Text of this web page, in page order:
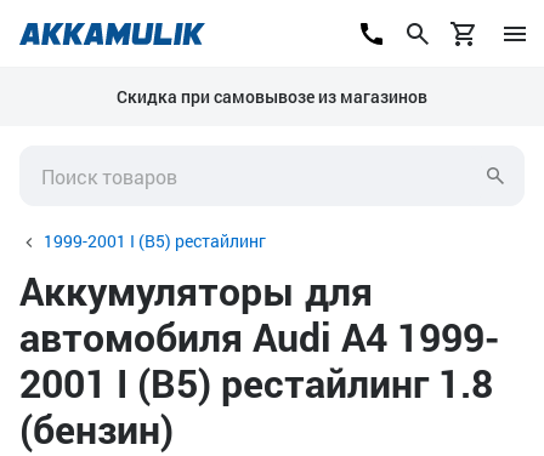
Скидка при самовывозе из магазинов
1999-2001 I (B5) рестайлинг
Аккумуляторы для
автомобиля Audi A4 1999-
2001 I (B5) рестайлинг 1.8
(бензин)